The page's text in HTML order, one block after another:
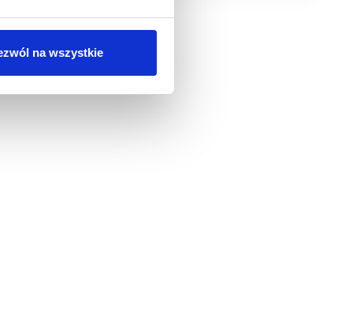
na wszystkie